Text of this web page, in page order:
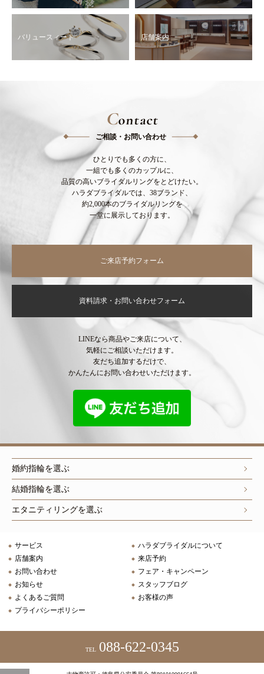
バリュースィート 店舗案内
Contact
ご相談・お問い合わせ
ひとりでも多くの方に、
一組でも多くのカップルに、
品質の高いブライダルリングをとどけたい。
ハラダブライダルでは、38ブランド、
約2,000本のブライダルリングを
一堂に展示しております。
ご来店予約フォーム
資料請求・お問い合わせフォーム
LINEなら商品やご来店について、
気軽にご相談いただけます。
友だち追加するだけで、
かんたんにお問い合わせいただけます。
婚約指輪を選ぶ
結婚指輪を選ぶ
エタニティリングを選ぶ
サービス
ハラダブライダルについて
店舗案内
来店予約
お問い合わせ
フェア・キャンペーン
お知らせ
スタッフブログ
よくあるご質問
お客様の声
プライバシーポリシー
TEL 088-622-0345